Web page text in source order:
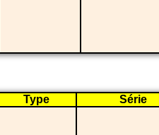
Type Série